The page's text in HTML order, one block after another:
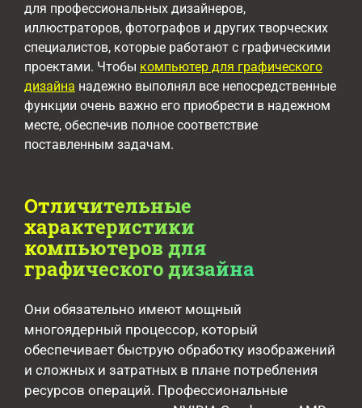
для профессиональных дизайнеров,
иллюстраторов, фотографов и других творческих
специалистов, которые работают с графическими
проектами. Чтобы компьютер для графического
дизайна надежно выполнял все непосредственные
функции очень важно его приобрести в надежном
месте, обеспечив полное соответствие
поставленным задачам.
Отличительные
характеристики
компьютеров для
графического дизайна
Они обязательно имеют мощный
многоядерный процессор, который
обеспечивает быструю обработку изображений
и сложных и затратных в плане потребления
ресурсов операций. Профессиональные